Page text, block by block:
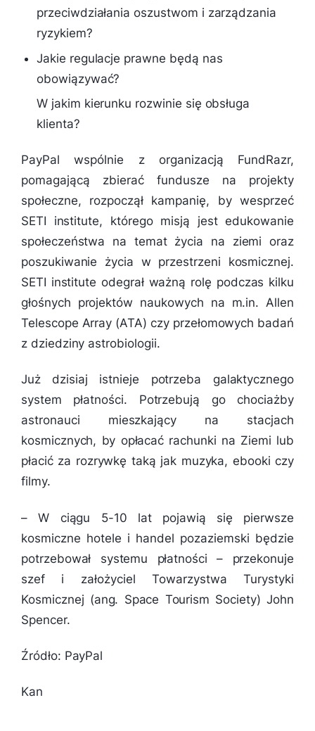
przeciwdziałania oszustwom i zarządzania
ryzykiem?
Jakie regulacje prawne będą nas
obowiązywać?
W jakim kierunku rozwinie się obsługa
klienta?
PayPal wspólnie z organizacją FundRazr,
pomagającą zbierać fundusze na projekty
społeczne, rozpoczął kampanię, by wesprzeć
SETI institute, którego misją jest edukowanie
społeczeństwa na temat życia na ziemi oraz
poszukiwanie życia w przestrzeni kosmicznej.
SETI institute odegrał ważną rolę podczas kilku
głośnych projektów naukowych na m.in. Allen
Telescope Array (ATA) czy przełomowych badań
z dziedziny astrobiologii.
Już dzisiaj istnieje potrzeba galaktycznego
system płatności. Potrzebują go chociażby
astronauci mieszkający na stacjach
kosmicznych, by opłacać rachunki na Ziemi lub
płacić za rozrywkę taką jak muzyka, ebooki czy
filmy.
–W ciągu 5-10 lat pojawią się pierwsze
kosmiczne hotele i handel pozaziemski będzie
potrzebował systemu płatności– przekonuje
szef i założyciel Towarzystwa Turystyki
Kosmicznej (ang. Space Tourism Society) John
Spencer.
Źródło: PayPal
Kan